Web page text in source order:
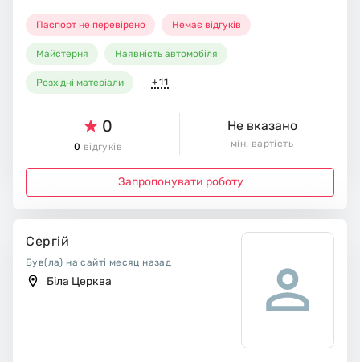
Паспорт не перевірено Немає відгуків
Майстерня Наявність автомобіля
Розхідні матеріали +11
0
0 відгуків
Не вказано
мін. вартість
Запропонувати роботу
Сергій
Був(ла) на сайті месяц назад
Біла Церква